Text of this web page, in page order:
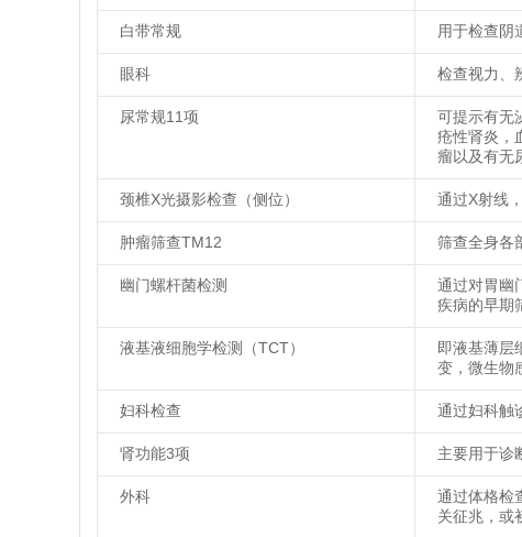
白带常规 用于检查阴
眼科 检查视力、
尿常规11项
可提示有无
疮性肾炎，
瘤以及有无
颈椎X光摄影检查（侧位） 通过X射线
肿瘤筛查TM12 筛查全身各
幽门螺杆菌检测
通过对胃幽
疾病的早期
液基液细胞学检测（TCT）
即液基薄层
变，微生物
妇科检查 通过妇科触
肾功能3项 主要用于诊
外科
通过体格检
关征兆，或